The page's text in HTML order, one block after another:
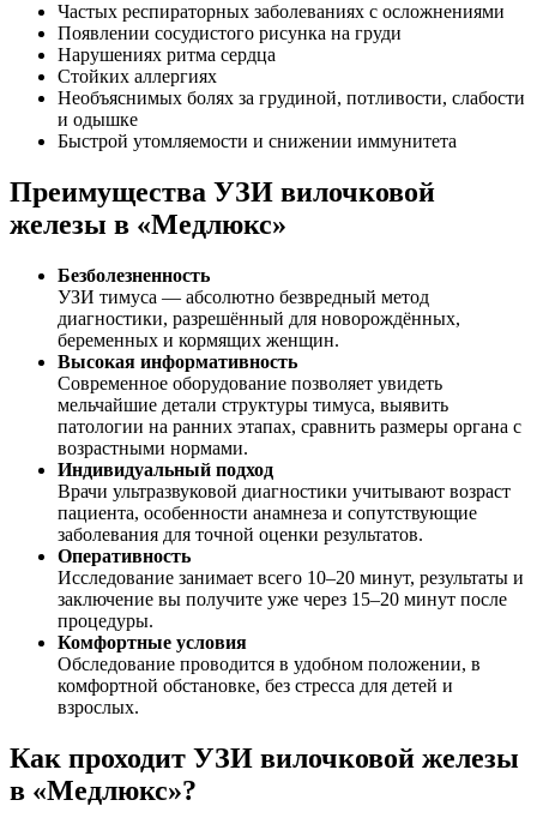
Частых респираторных заболеваниях с осложнениями
Появлении сосудистого рисунка на груди
Нарушениях ритма сердца
Стойких аллергиях
Необъяснимых болях за грудиной, потливости, слабости
и одышке
Быстрой утомляемости и снижении иммунитета
Преимущества УЗИ вилочковой
железы в «Медлюкс»
Безболезненность
УЗИ тимуса — абсолютно безвредный метод
диагностики, разрешённый для новорождённых,
беременных и кормящих женщин.
Высокая информативность
Современное оборудование позволяет увидеть
мельчайшие детали структуры тимуса, выявить
патологии на ранних этапах, сравнить размеры органа с
возрастными нормами.
Индивидуальный подход
Врачи ультразвуковой диагностики учитывают возраст
пациента, особенности анамнеза и сопутствующие
заболевания для точной оценки результатов.
Оперативность
Исследование занимает всего 10–20 минут, результаты и
заключение вы получите уже через 15–20 минут после
процедуры.
Комфортные условия
Обследование проводится в удобном положении, в
комфортной обстановке, без стресса для детей и
взрослых.
Как проходит УЗИ вилочковой железы
в «Медлюкс»?